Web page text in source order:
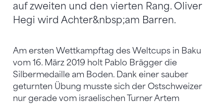
auf zweiten und den vierten Rang. Oliver
Hegi wird Achter&nbsp;am Barren.
Am ersten Wettkampftag des Weltcups in Baku
vom 16. März 2019 holt Pablo Brägger die
Silbermedaille am Boden. Dank einer sauber
geturnten Übung musste sich der Ostschweizer
nur gerade vom israelischen Turner Artem